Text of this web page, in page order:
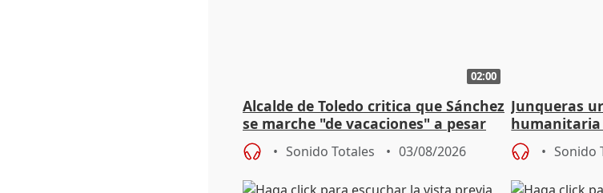
02:00
Alcalde de Toledo critica que Sánchez
se marche "de vacaciones" a pesar
de la crisis migratoria
Sonido Totales 03/08/2026
Junqueras
humanitaria
Sonido